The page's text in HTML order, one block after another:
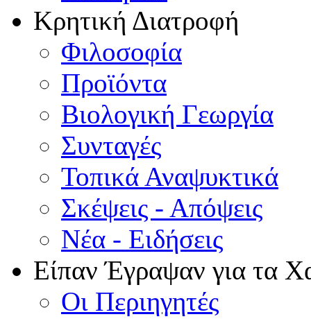
Κρητική Διατροφή
Φιλοσοφία
Προϊόντα
Βιολογική Γεωργία
Συνταγές
Τοπικά Αναψυκτικά
Σκέψεις - Απόψεις
Νέα - Ειδήσεις
Είπαν Έγραψαν για τα
Οι Περιηγητές